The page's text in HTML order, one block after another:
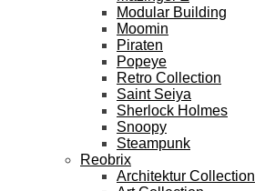
Modular Building
Moomin
Piraten
Popeye
Retro Collection
Saint Seiya
Sherlock Holmes
Snoopy
Steampunk
Reobrix
Architektur Collection